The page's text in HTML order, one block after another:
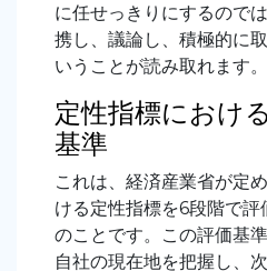
に任せっきりにするので
携し、議論し、積極的に
いうことが読み取れます。
定性指標におけ
基準
これは、経済産業省が定
ける定性指標を6段階で
のことです。この評価基
自社の現在地を把握し、